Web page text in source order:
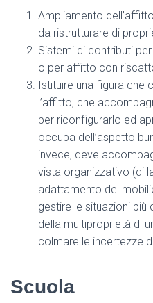
Ampliamento
da ristrutturare di
Sistemi di contributi
o per affitto con
Istituire una figura che
l’affitto, che
per riconfigurarlo ed
occupa dell’aspetto
invece, deve
vista organizzativo (di
adattamento del
gestire le situazioni
della multiproprietà di
colmare le incertezze
Scuola